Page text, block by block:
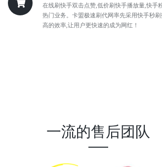
在线刷快手双击点赞,低价刷快手播放量,快手
热门业务。卡盟极速刷代网率先采用快手秒
高的效率,让用户更快速的成为网红！
一流的售后团队